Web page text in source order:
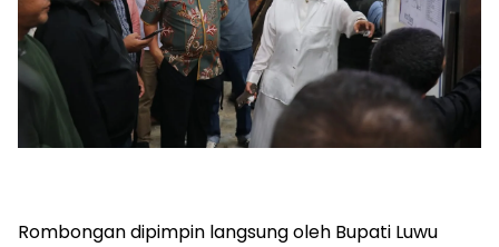
Rombongan dipimpin langsung oleh Bupati Luwu